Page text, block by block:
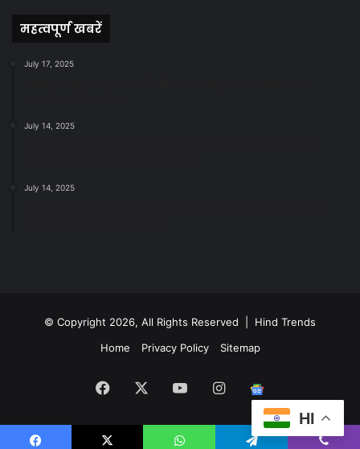
महत्वपूर्ण खबरें
July 17, 2025
July 14, 2025
July 14, 2025
© Copyright 2026, All Rights Reserved | Hind Trends
Home
Privacy Policy Sitemap
Facebook YouTubeInstagram
News
HI